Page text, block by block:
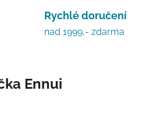
Rychlé doručení
nad 1999,- zdarma
Ennui